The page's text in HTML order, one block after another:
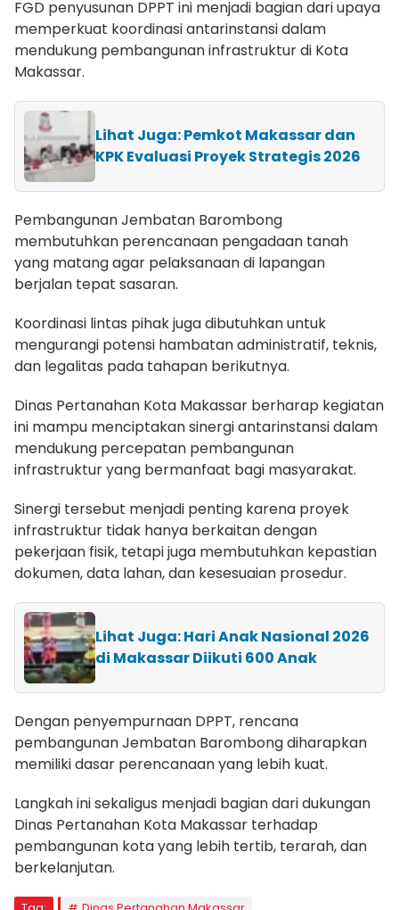
FGD penyusunan DPPT ini menjadi bagian dari upaya
memperkuat koordinasi antarinstansi dalam
mendukung pembangunan infrastruktur di Kota
Makassar.
Lihat Juga: Pemkot Makassar dan
KPK Evaluasi Proyek Strategis 2026
Pembangunan Jembatan Barombong
membutuhkan perencanaan pengadaan tanah
yang matang agar pelaksanaan di lapangan
berjalan tepat sasaran.
Koordinasi lintas pihak juga dibutuhkan untuk
mengurangi potensi hambatan administratif, teknis,
dan legalitas pada tahapan berikutnya.
Dinas Pertanahan Kota Makassar berharap kegiatan
ini mampu menciptakan sinergi antarinstansi dalam
mendukung percepatan pembangunan
infrastruktur yang bermanfaat bagi masyarakat.
Sinergi tersebut menjadi penting karena proyek
infrastruktur tidak hanya berkaitan dengan
pekerjaan fisik, tetapi juga membutuhkan kepastian
dokumen, data lahan, dan kesesuaian prosedur.
Lihat Juga: Hari Anak Nasional 2026
di Makassar Diikuti 600 Anak
Dengan penyempurnaan DPPT, rencana
pembangunan Jembatan Barombong diharapkan
memiliki dasar perencanaan yang lebih kuat.
Langkah ini sekaligus menjadi bagian dari dukungan
Dinas Pertanahan Kota Makassar terhadap
pembangunan kota yang lebih tertib, terarah, dan
berkelanjutan.